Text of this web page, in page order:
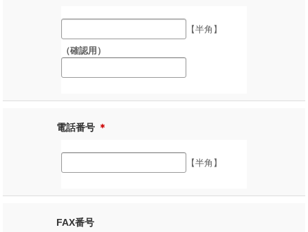
【半角】
（確認用）
電話番号 ＊
【半角】
FAX番号